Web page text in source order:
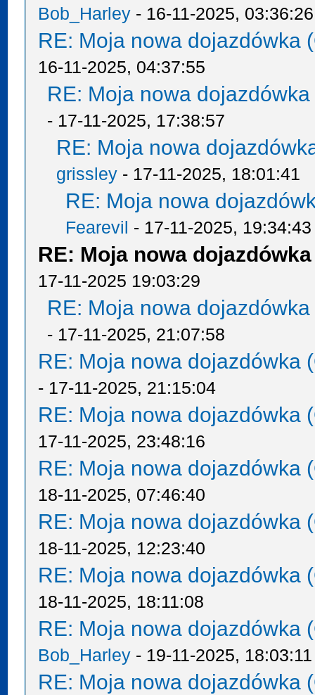
Bob_Harley - 16-11-2025, 03:36:26
RE: Moja nowa dojazdówka
16-11-2025, 04:37:55
RE: Moja nowa
- 17-11-2025, 17:38:57
RE: Moja nowa
grissley - 17-11-2025, 18:01:41
RE: Moja nowa
Fearevil - 17-11-2025, 19:34:43
RE: Moja nowa
17-11-2025 19:03:29
RE: Moja nowa
- 17-11-2025, 21:07:58
RE: Moja nowa dojazdówka
- 17-11-2025, 21:15:04
RE: Moja nowa dojazdówka
17-11-2025, 23:48:16
RE: Moja nowa dojazdówka
18-11-2025, 07:46:40
RE: Moja nowa dojazdówka
18-11-2025, 12:23:40
RE: Moja nowa dojazdówka
18-11-2025, 18:11:08
RE: Moja nowa dojazdówka
Bob_Harley - 19-11-2025, 18:03:11
RE: Moja nowa dojazdówka